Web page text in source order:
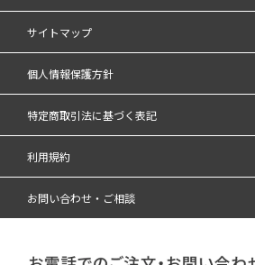
サイトマップ
個人情報保護方針
特定商取引法に基づく表記
利用規約
お問い合わせ・ご相談